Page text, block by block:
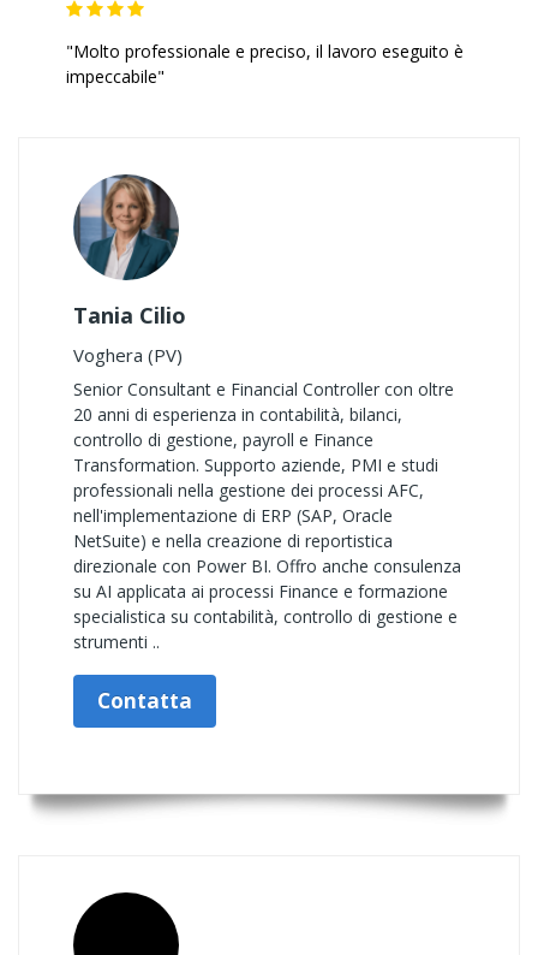
"Molto professionale e preciso, il lavoro eseguito è
impeccabile"
Tania Cilio
Voghera (PV)
Senior Consultant e Financial Controller con oltre
20 anni di esperienza in contabilità, bilanci,
controllo di gestione, payroll e Finance
Transformation. Supporto aziende, PMI e studi
professionali nella gestione dei processi AFC,
nell'implementazione di ERP (SAP, Oracle
NetSuite) e nella creazione di reportistica
direzionale con Power BI. Offro anche consulenza
su AI applicata ai processi Finance e formazione
specialistica su contabilità, controllo di gestione e
strumenti ..
Contatta